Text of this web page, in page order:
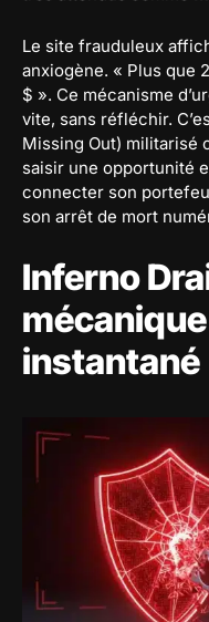
Le site frauduleux
anxiogène. « Plus que
$ ». Ce mécanisme
vite, sans réfléchir.
Missing Out) militarisé
saisir une opportunité
connecter son
son arrêt de mort
Inferno
instantané